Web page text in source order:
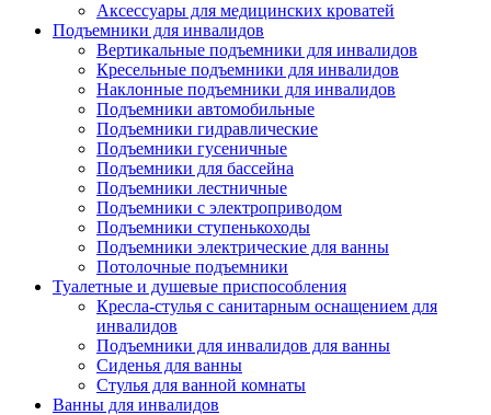
Аксессуары для медицинских кроватей
Подъемники для инвалидов
Вертикальные подъемники для инвалидов
Кресельные подъемники для инвалидов
Наклонные подъемники для инвалидов
Подъемники автомобильные
Подъемники гидравлические
Подъемники гусеничные
Подъемники для бассейна
Подъемники лестничные
Подъемники с электроприводом
Подъемники ступенькоходы
Подъемники электрические для ванны
Потолочные подъемники
Туалетные и душевые приспособления
Кресла-стулья с санитарным оснащением для
инвалидов
Подъемники для инвалидов для ванны
Сиденья для ванны
Стулья для ванной комнаты
Ванны для инвалидов